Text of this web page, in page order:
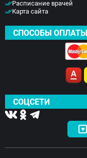
Расписание врачей
Карта сайта
СПОСОБЫ ОПЛАТЫ
СОЦСЕТИ